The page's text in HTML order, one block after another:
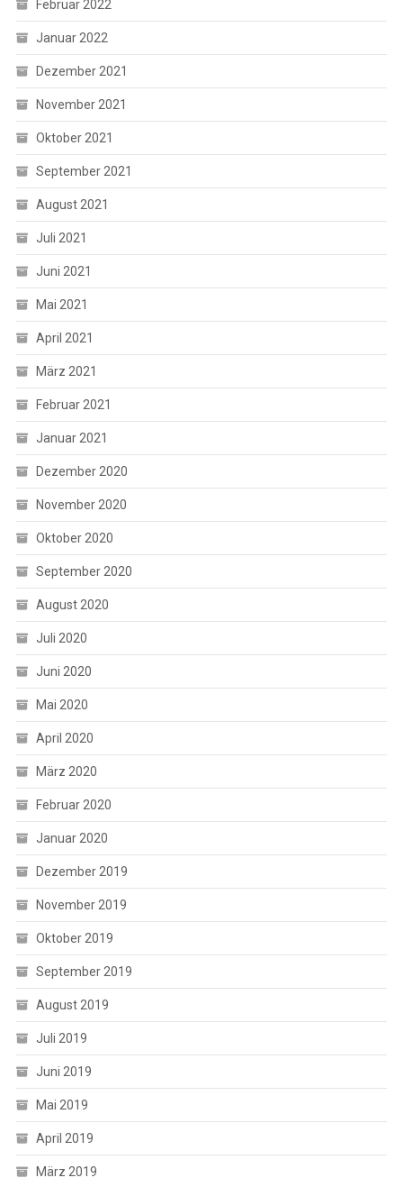
Februar 2022
Januar 2022
Dezember 2021
November 2021
Oktober 2021
September 2021
August 2021
Juli 2021
Juni 2021
Mai 2021
April 2021
März 2021
Februar 2021
Januar 2021
Dezember 2020
November 2020
Oktober 2020
September 2020
August 2020
Juli 2020
Juni 2020
Mai 2020
April 2020
März 2020
Februar 2020
Januar 2020
Dezember 2019
November 2019
Oktober 2019
September 2019
August 2019
Juli 2019
Juni 2019
Mai 2019
April 2019
März 2019